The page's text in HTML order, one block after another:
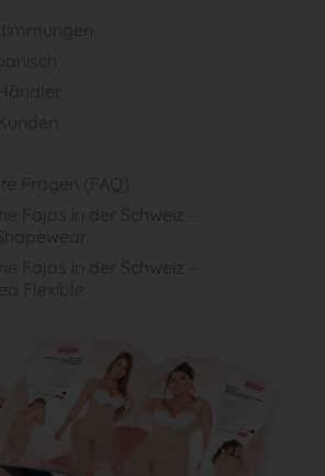
Fragen (FAQ)
Fajas in der Schweiz –
Fajas in der Schweiz –
Flexible